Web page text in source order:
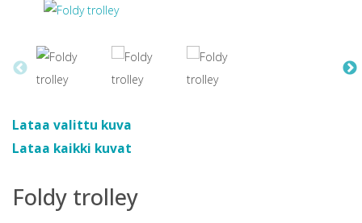
Lataa valittu kuva
Lataa kaikki kuvat
Foldy trolley